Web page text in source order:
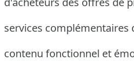
services complémentaires
contenu fonctionnel et